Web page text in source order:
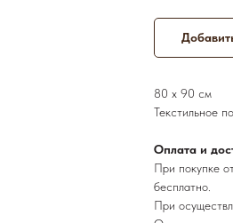
80 х 90 см
Текстильное
Оплата и
При покупке
бесплатно.
При